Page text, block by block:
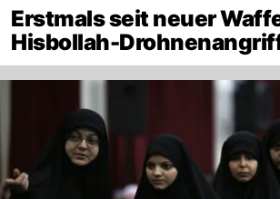
Erstmals seit neuer
Hisbollah-